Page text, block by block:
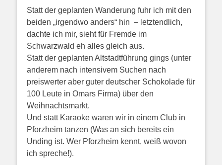
Statt der geplanten Wanderung fuhr ich mit den
beiden „irgendwo anders“ hin – letztendlich,
dachte ich mir, sieht für Fremde im
Schwarzwald eh alles gleich aus.
Statt der geplanten Altstadtführung gings (unter
anderem nach intensivem Suchen nach
preiswerter aber guter deutscher Schokolade für
100 Leute in Omars Firma) über den
Weihnachtsmarkt.
Und statt Karaoke waren wir in einem Club in
Pforzheim tanzen (Was an sich bereits ein
Unding ist. Wer Pforzheim kennt, weiß wovon
ich spreche!).